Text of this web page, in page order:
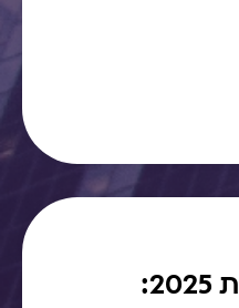
ג׳קי כהן מסכם את 2025: